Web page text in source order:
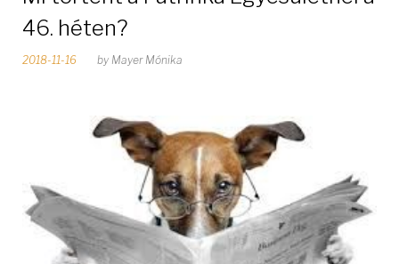
46. héten?
2018-11-16 by Mayer Mónika